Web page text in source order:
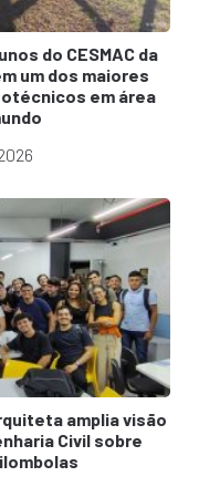
do CESMAC da
um dos maiores
em área
amplia visão
Civil sobre